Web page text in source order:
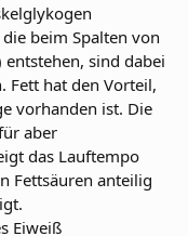
beim Spalten von
sind dabei
Fett hat den Vorteil,
vorhanden ist. Die
aber
das Lauftempo
Fettsäuren anteilig
Eiweiß